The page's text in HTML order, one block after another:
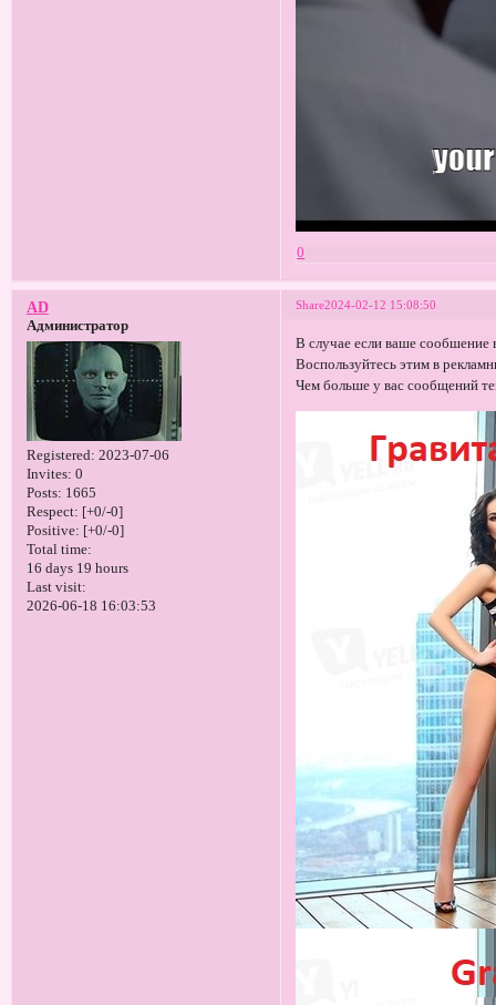
0
Share2024-02-12 15:08:50
AD
Администратор
Registered: 2023-07-06
Invites: 0
Posts: 1665
Respect: [+0/-0]
Positive: [+0/-0]
Total time:
16 days 19 hours
Last visit:
2026-06-18 16:03:53
В случае если ваше сообшение
Воспользуйтесь этим в
Чем больше у вас сообщений